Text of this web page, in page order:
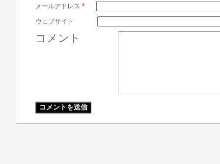
メールアドレス *
ウェブサイト
コメント